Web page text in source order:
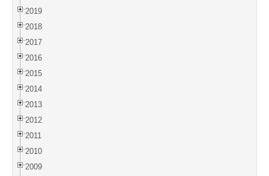
2019
2018
2017
2016
2015
2014
2013
2012
2011
2010
2009